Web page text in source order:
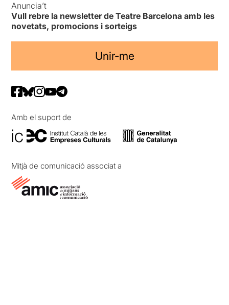
Anuncia’t
Vull rebre la newsletter de Teatre Barcelona amb les
novetats, promocions i sorteigs
Unir-me
Amb el suport de
Mitjà de comunicació associat a